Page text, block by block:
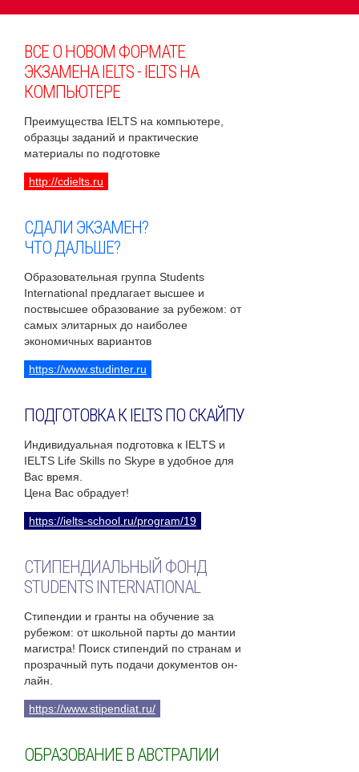
ВСЕ О НОВОМ ФОРМАТЕ
ЭКЗАМЕНА IELTS - IELTS НА
КОМПЬЮТЕРЕ
Преимущества IELTS на компьютере,
образцы заданий и практические
материалы по подготовке
http://cdielts.ru
СДАЛИ ЭКЗАМЕН?
ЧТО ДАЛЬШЕ?
Образовательная группа Students
International предлагает высшее и
поствысшее образование за рубежом: от
самых элитарных до наиболее
экономичных вариантов
https://www.studinter.ru
ПОДГОТОВКА К IELTS ПО СКАЙПУ
Индивидуальная подготовка к IELTS и
IELTS Life Skills по Skype в удобное для
Вас время.
Цена Вас обрадует!
https://ielts-school.ru/program/19
СТИПЕНДИАЛЬНЫЙ ФОНД
STUDENTS INTERNATIONAL
Стипендии и гранты на обучение за
рубежом: от школьной парты до мантии
магистра! Поиск стипендий по странам и
прозрачный путь подачи документов он-
лайн.
https://www.stipendiat.ru/
ОБРАЗОВАНИЕ В АВСТРАЛИИ